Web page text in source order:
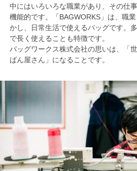
中にはいろいろな職業があり、その仕
機能的です。「BAGWORKS」は、職
かし、日常生活で使えるバッグです。
で長く使えることも特徴です。
バッグワークス株式会社の思いは、「
ばん屋さん」になることです。